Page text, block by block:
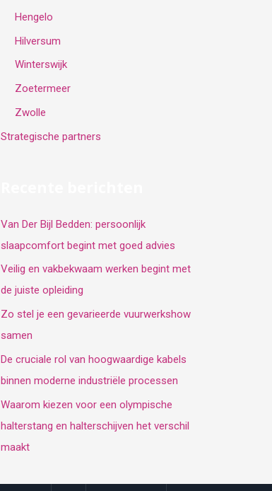
Hengelo
Hilversum
Winterswijk
Zoetermeer
Zwolle
Strategische partners
Van Der Bijl Bedden: persoonlijk
slaapcomfort begint met goed advies
Veilig en vakbekwaam werken begint met
de juiste opleiding
Zo stel je een gevarieerde vuurwerkshow
samen
De cruciale rol van hoogwaardige kabels
binnen moderne industriële processen
Waarom kiezen voor een olympische
halterstang en halterschijven het verschil
maakt